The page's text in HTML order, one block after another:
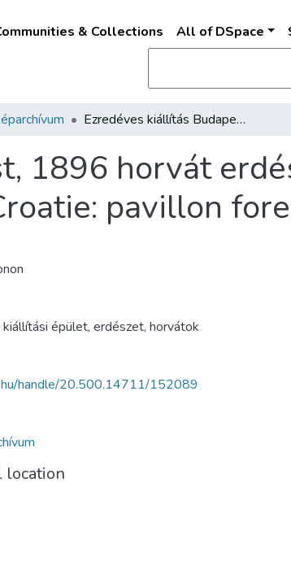
& Collections All of DSpace
Ezredéves kiállítás Budapest, 1896 horvát erdészet : Croatischer Forstpavillon : Croatie: pavillon forestier /
1896 horvát
pavillon
kiállítási épület, erdészet, horvátok
handle/20.500.14711/152089
location